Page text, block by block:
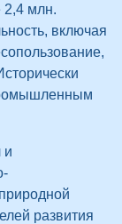
2,4 млн.
включая
и
развития